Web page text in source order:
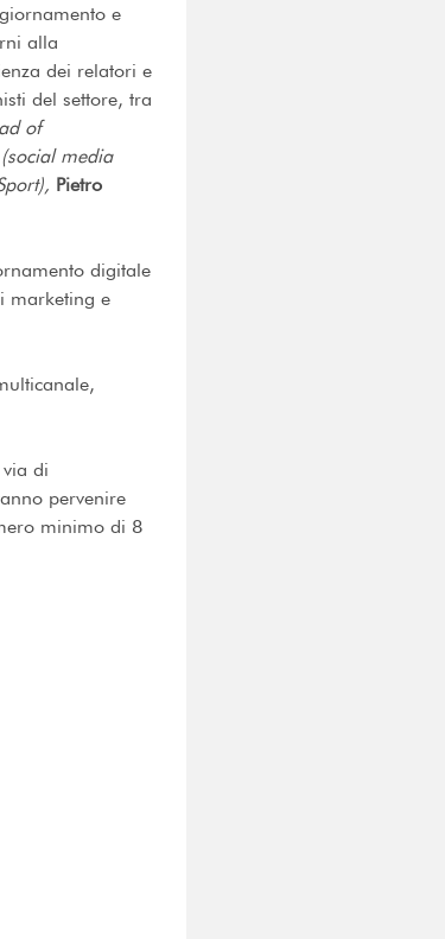
e
alla
dei relatori e
del settore, tra
of
(social media
Pietro
digitale
marketing e
di
pervenire
minimo di 8